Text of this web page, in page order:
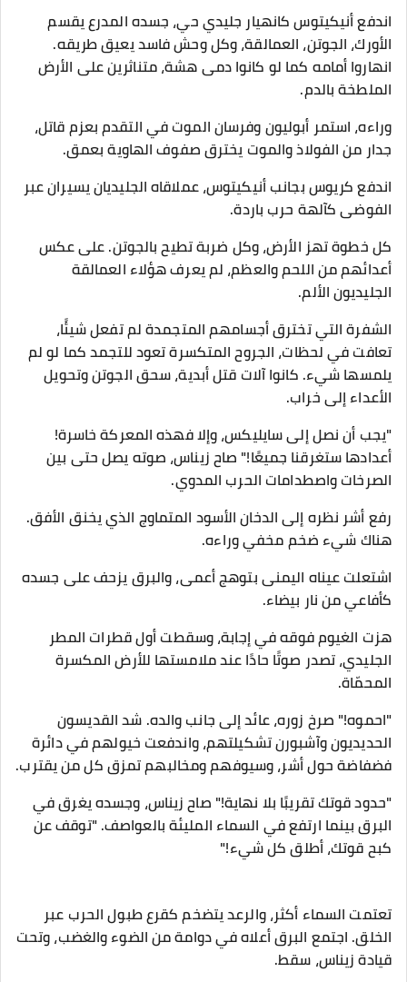
اندفع أنيكيتوس كانهيار جليدي حي، جسده المدرع يقسم
الأورك، الجوتن، العمالقة، وكل وحش فاسد يعيق طريقه.
انهاروا أمامه كما لو كانوا دمى هشة، متناثرين على الأرض
الملطخة بالدم.
وراءه، استمر أبوليون وفرسان الموت في التقدم بعزم قاتل،
جدار من الفولاذ والموت يخترق صفوف الهاوية بعمق.
اندفع كريوس بجانب أنيكيتوس، عملاقاه الجليديان يسيران عبر
الفوضى كآلهة حرب باردة.
كل خطوة تهز الأرض، وكل ضربة تطيح بالجوتن. على عكس
أعدائهم من اللحم والعظم، لم يعرف هؤلاء العمالقة
الجليديون الألم.
الشفرة التي تخترق أجسامهم المتجمدة لم تفعل شيئًا،
تعافت في لحظات، الجروح المتكسرة تعود للتجمد كما لو لم
يلمسها شيء. كانوا آلات قتل أبدية، سحق الجوتن وتحويل
الأعداء إلى خراب.
"يجب أن نصل إلى سايليكس، وإلا فهذه المعركة خاسرة!
أعدادها ستغرقنا جميعًا!" صاح زيناس، صوته يصل حتى بين
الصرخات واصطدامات الحرب المدوي.
رفع أشر نظره إلى الدخان الأسود المتماوج الذي يخنق الأفق.
هناك شيء ضخم مخفي وراءه.
اشتعلت عيناه اليمنى بتوهج أعمى، والبرق يزحف على جسده
كأفاعي من نار بيضاء.
هزت الغيوم فوقه في إجابة، وسقطت أول قطرات المطر
الجليدي، تصدر صوتًا حادًا عند ملامستها للأرض المكسرة
المحمّاة.
"احموه!" صرخ زوره، عائد إلى جانب والده. شد القديسون
الحديديون وآشبورن تشكيلتهم، واندفعت خيولهم في دائرة
فضفاضة حول أشر، وسيوفهم ومخالبهم تمزق كل من يقترب.
"حدود قوتك تقريبًا بلا نهاية!" صاح زيناس، وجسده يغرق في
البرق بينما ارتفع في السماء المليئة بالعواصف. "توقف عن
كبح قوتك، أطلق كل شيء!"
تعتمت السماء أكثر، والرعد يتضخم كقرع طبول الحرب عبر
الخلق. اجتمع البرق أعلاه في دوامة من الضوء والغضب، وتحت
قيادة زيناس، سقط.